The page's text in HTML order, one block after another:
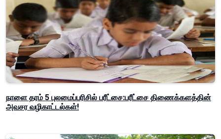
நாளை தரம் 5 புலமைப்பரிசில் பரீட்சை:பரீட்சை திணைக்களத்தின்
அவசர வழிகாட்டல்கள்!